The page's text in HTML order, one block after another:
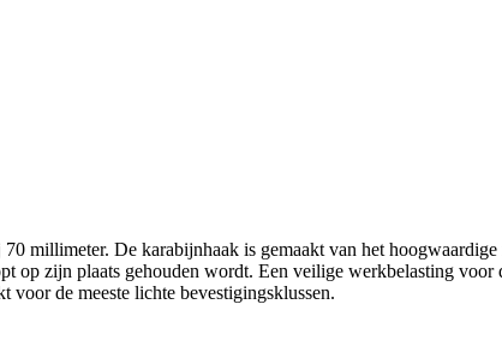
millimeter. De karabijnhaak is gemaakt van het hoogwaardige
op zijn plaats gehouden wordt. Een veilige werkbelasting
de meeste lichte bevestigingsklussen.